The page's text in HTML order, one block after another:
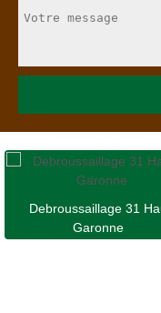
Debroussaillage 31
Garonne